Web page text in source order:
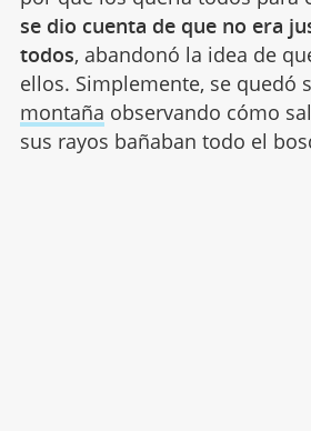
se dio cuenta de que no era
todos, abandonó la idea de
ellos. Simplemente, se quedó
montaña observando cómo
sus rayos bañaban todo el